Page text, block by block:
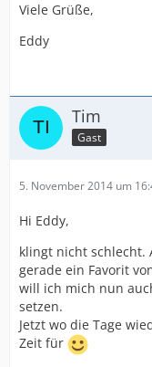
Viele Grüße,
Eddy
Tim
Gast
5. November 2014 um
Hi Eddy,
klingt nicht schlecht.
gerade ein Favorit
will ich mich nun
setzen.
Jetzt wo die Tage
Zeit für